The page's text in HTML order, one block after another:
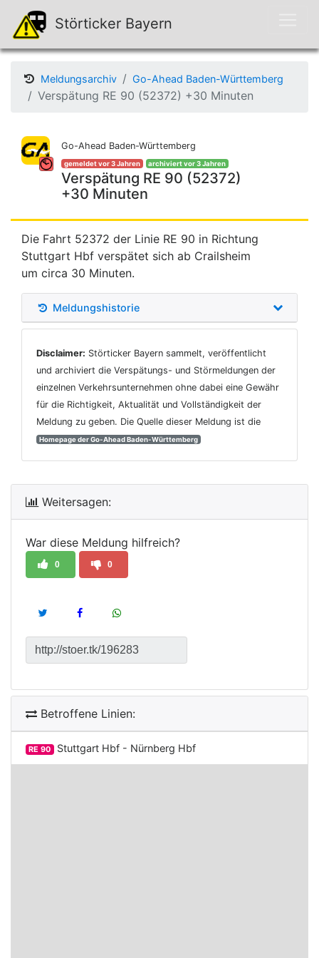
Störticker Bayern
Meldungsarchiv Go-Ahead Baden-Württemberg
Verspätung RE 90 (52372) +30 Minuten
Go-Ahead Baden-Württemberg
gemeldet vor 3 Jahren archiviert vor 3 Jahren
Verspätung RE 90 (52372)
+30 Minuten
Die Fahrt 52372 der Linie RE 90 in Richtung
Stuttgart Hbf verspätet sich ab Crailsheim
um circa 30 Minuten.
Meldungshistorie
Disclaimer: Störticker Bayern sammelt, veröffentlicht
und archiviert die Verspätungs- und Störmeldungen der
einzelnen Verkehrsunternehmen ohne dabei eine Gewähr
für die Richtigkeit, Aktualität und Vollständigkeit der
Meldung zu geben. Die Quelle dieser Meldung ist die
Homepage der Go-Ahead Baden-Württemberg
Weitersagen:
War diese Meldung hilfreich?
0 0
Betroffene Linien:
RE 90 Stuttgart Hbf - Nürnberg Hbf